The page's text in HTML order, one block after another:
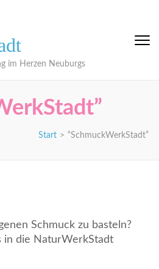
im Herzen Neuburgs
Start > “SchmuckWerkStadt”
Schmuck zu basteln?
in die NaturWerkStadt